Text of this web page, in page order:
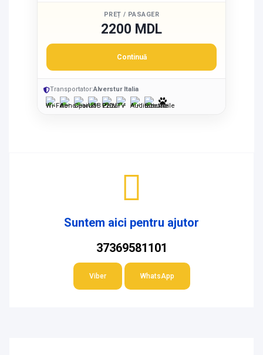
PREȚ / PASAGER
2200 MDL
Continuă
Transportator:Alverstur Italia
Suntem aici pentru ajutor
37369581101
Viber WhatsApp